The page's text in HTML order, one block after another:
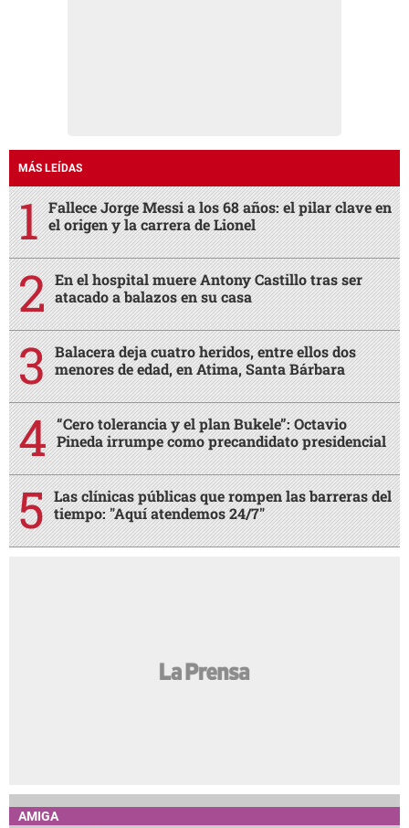
MÁS LEÍDAS
Fallece Jorge Messi a los 68 años: el pilar clave en
el origen y la carrera de Lionel
En el hospital muere Antony Castillo tras ser
atacado a balazos en su casa
Balacera deja cuatro heridos, entre ellos dos
menores de edad, en Atima, Santa Bárbara
“Cero tolerancia y el plan Bukele”: Octavio
Pineda irrumpe como precandidato presidencial
Las clínicas públicas que rompen las barreras del
tiempo: "Aquí atendemos 24/7"
AMIGA